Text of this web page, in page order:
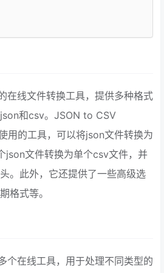
在线文件转换工具，提供多种格式
和csv。JSON to CSV
用的工具，可以将json文件转换为
json文件转换为单个csv文件，并
。此外，它还提供了一些高级选
格式等。
个在线工具，用于处理不同类型的